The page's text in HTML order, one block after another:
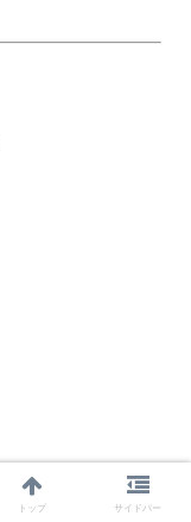
トップ サイドバー